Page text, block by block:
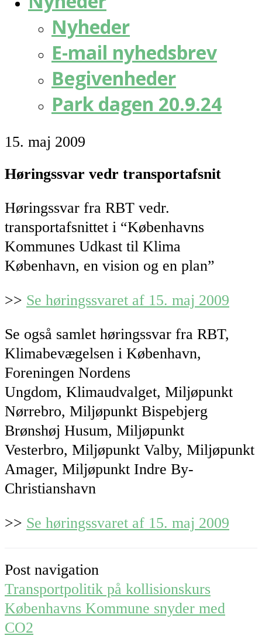
Nyheder
E-mail nyhedsbrev
Begivenheder
Park dagen 20.9.24
15. maj 2009
Høringssvar vedr transportafsnit
Høringssvar fra RBT vedr.
transportafsnittet i “Københavns
Kommunes Udkast til Klima
København, en vision og en plan”
>> Se høringssvaret af 15. maj 2009
Se også samlet høringssvar fra RBT,
Klimabevægelsen i København,
Foreningen Nordens
Ungdom, Klimaudvalget, Miljøpunkt
Nørrebro, Miljøpunkt Bispebjerg
Brønshøj Husum, Miljøpunkt
Vesterbro, Miljøpunkt Valby, Miljøpunkt
Amager, Miljøpunkt Indre By-
Christianshavn
>> Se høringssvaret af 15. maj 2009
Post navigation
Transportpolitik på kollisionskurs
Københavns Kommune snyder med
CO2